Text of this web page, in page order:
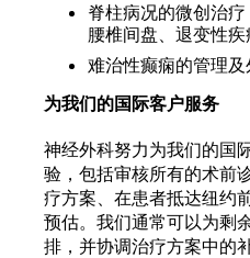
脊柱病况的微创治
腰椎间盘、退变性
难治性癫痫的管理及
为我们的国际客户服务
神经外科努力为我们的国
验，包括审核所有的术前
疗方案、在患者抵达纽约
预估。我们通常可以为剩
排，并协调治疗方案中的